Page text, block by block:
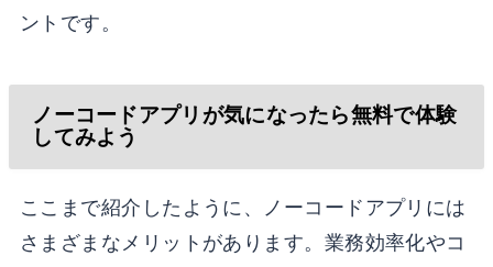
ントです。
ノーコードアプリが気になったら無料で体験
してみよう
ここまで紹介したように、ノーコードアプリには
さまざまなメリットがあります。業務効率化やコ